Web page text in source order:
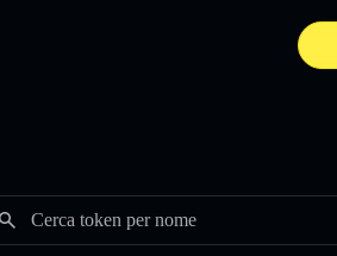
Cerca token per nome